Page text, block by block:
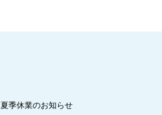
夏季休業のお知らせ